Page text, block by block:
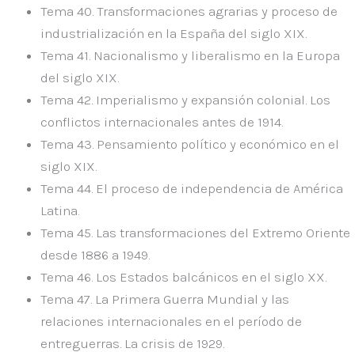
Tema 40. Transformaciones agrarias y proceso de
industrialización en la España del siglo XIX.
Tema 41. Nacionalismo y liberalismo en la Europa
del siglo XIX.
Tema 42. Imperialismo y expansión colonial. Los
conflictos internacionales antes de 1914.
Tema 43. Pensamiento político y económico en el
siglo XIX.
Tema 44. El proceso de independencia de América
Latina.
Tema 45. Las transformaciones del Extremo Oriente
desde 1886 a 1949.
Tema 46. Los Estados balcánicos en el siglo XX.
Tema 47. La Primera Guerra Mundial y las
relaciones internacionales en el período de
entreguerras. La crisis de 1929.